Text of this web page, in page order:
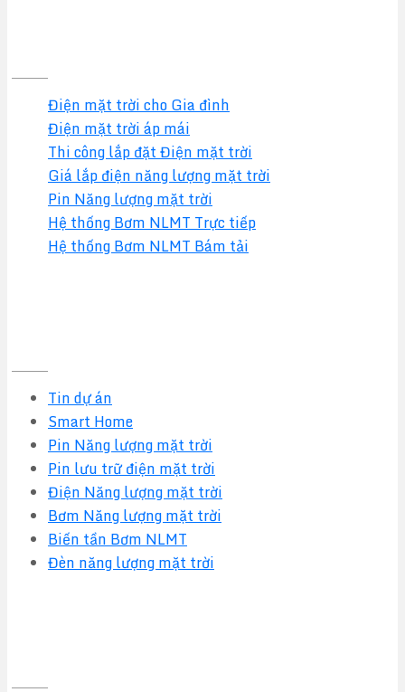
Điện mặt trời cho Gia đình
Điện mặt trời áp mái
Thi công lắp đặt Điện mặt trời
Giá lắp điện năng lượng mặt trời
Pin Năng lượng mặt trời
Hệ thống Bơm NLMT Trực tiếp
Hệ thống Bơm NLMT Bám tải
Tin dự án
Smart Home
Pin Năng lượng mặt trời
Pin lưu trữ điện mặt trời
Điện Năng lượng mặt trời
Bơm Năng lượng mặt trời
Biến tần Bơm NLMT
Đèn năng lượng mặt trời